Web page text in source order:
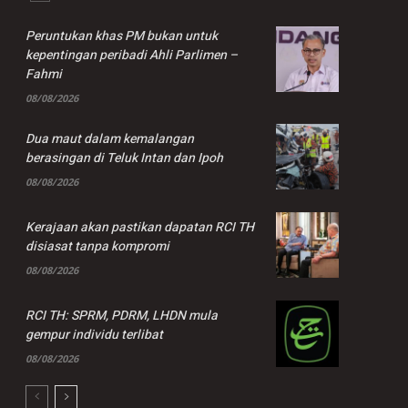
Peruntukan khas PM bukan untuk
kepentingan peribadi Ahli Parlimen –
Fahmi
08/08/2026
Dua maut dalam kemalangan
berasingan di Teluk Intan dan Ipoh
08/08/2026
Kerajaan akan pastikan dapatan RCI TH
disiasat tanpa kompromi
08/08/2026
RCI TH: SPRM, PDRM, LHDN mula
gempur individu terlibat
08/08/2026